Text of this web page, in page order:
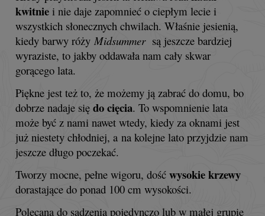
kwitnie i nie daje zapomnieć o ciepłym lecie i
wszystkich słonecznych chwilach. Właśnie jesienią,
kiedy barwy róży Midsummer są jeszcze bardziej
wyraziste, to jakby oddawała nam cały skwar
gorącego lata.
Piękne jest też to, że możemy ją zabrać do domu, bo
dobrze nadaje się do cięcia. To wspomnienie lata
może być z nami nawet wtedy, kiedy za oknami jest
już niestety chłodniej, a na kolejne lato przyjdzie nam
jeszcze długo poczekać.
Tworzy mocne, pełne wigoru, dość wysokie krzewy
dorastające do ponad 100 cm wysokości.
Polecana do sadzenia pojedynczo lub w małej grupie